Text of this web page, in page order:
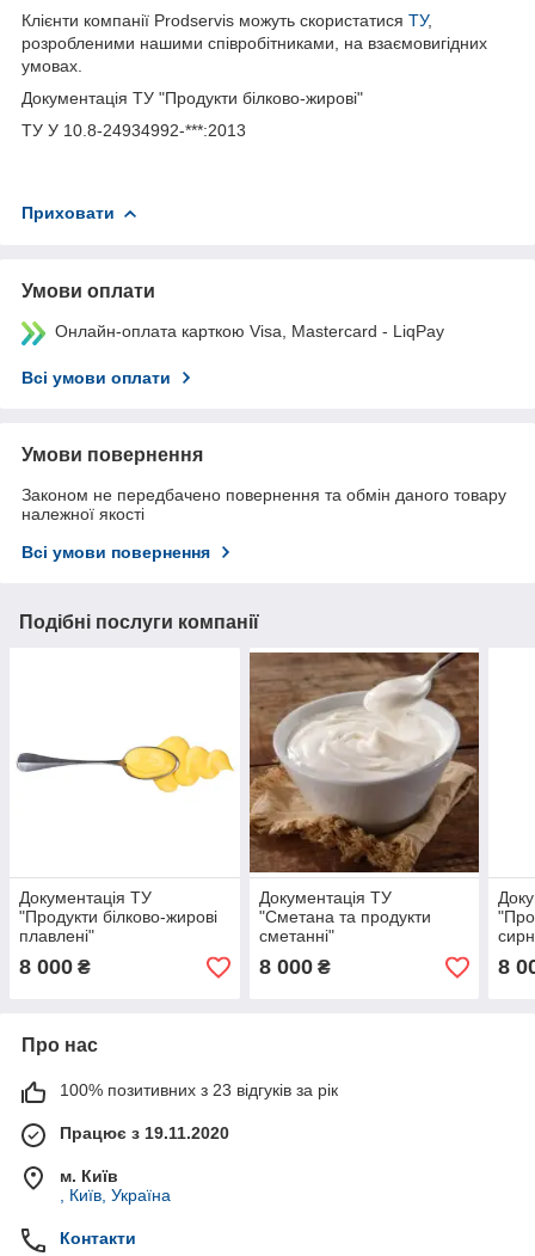
Клієнти компанії Prodservis можуть скористатися ТУ,
розробленими нашими співробітниками, на взаємовигідних
умовах.
Документація ТУ "Продукти білково-жирові"
ТУ У 10.8-24934992-***:2013
Приховати
Умови оплати
Онлайн-оплата карткою Visa, Mastercard - LiqPay
Всі умови оплати
Умови повернення
Законом не передбачено повернення та обмін даного товару
належної якості
Всі умови повернення
Подібні послуги компанії
Документація ТУ
"Продукти білково-жирові
плавлені"
8 000 ₴
Документація ТУ
"Сметана та продукти
сметанні"
8 000₴ 8
Про нас
100% позитивних з 23 відгуків за рік
Працює з 19.11.2020
м. Київ
, Київ, Україна
Контакти